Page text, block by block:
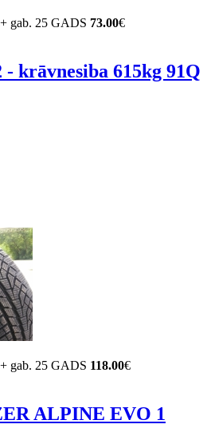
gab. 25 GADS 73.00€
- krāvnesiba 615kg 91Q
gab. 25 GADS 118.00€
ALPINE EVO 1